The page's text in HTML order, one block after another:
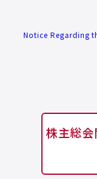
Notice Regarding
株主総